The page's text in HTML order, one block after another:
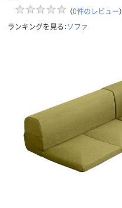
（0件のレビュー）
ランキングを見る：ソファ